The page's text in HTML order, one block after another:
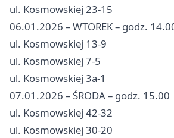
ul. Kosmowskiej 23-15
06.01.2026 – WTOREK – godz.
ul. Kosmowskiej 13-9
ul. Kosmowskiej 7-5
ul. Kosmowskiej 3a-1
07.01.2026 – ŚRODA – godz. 15.00
ul. Kosmowskiej 42-32
ul. Kosmowskiej 30-20